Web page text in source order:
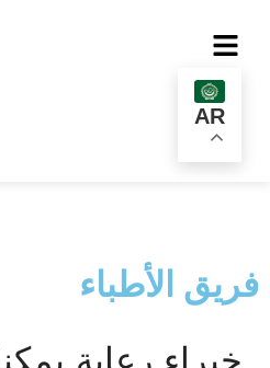
AR
فريق الأطباء